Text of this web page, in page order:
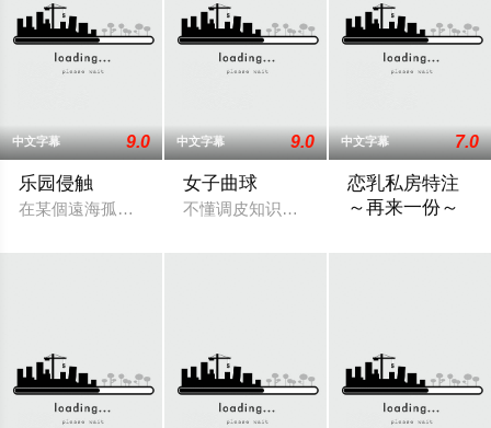
中文字幕 9.0
乐园侵触
在某個遠海孤島之上，舉辦著新建成高級度假酒店的派對。雀
中文字幕 9.0
女子曲球
不懂调皮知识的白金樱，是一个相信“一
中文字幕 7.0
恋乳私房特注
～再来一份～